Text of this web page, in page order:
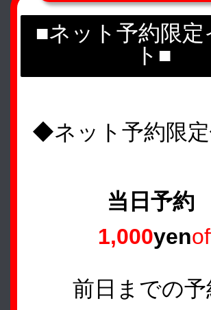
■ネット予約限定
ト■
◆ネット予約限
当日予約
1,000yen
前日までの予